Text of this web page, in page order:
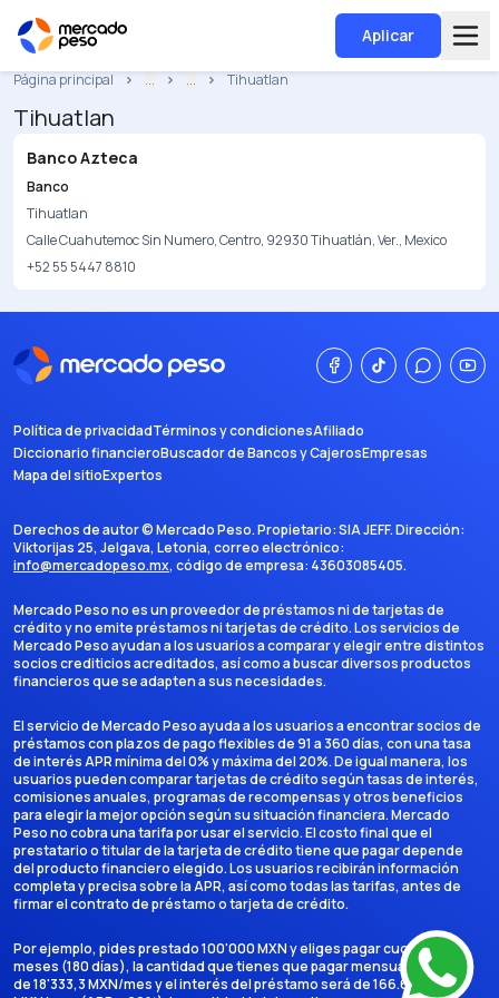
Aplicar
Página principal ... ... Tihuatlan
Tihuatlan
Banco Azteca
Banco
Tihuatlan
Calle Cuahutemoc Sin Numero, Centro, 92930 Tihuatlán, Ver., Mexico
+52 55 5447 8810
Política de privacidadTérminos y condicionesAfiliado
Diccionario financieroBuscador de Bancos y CajerosEmpresas
Mapa del sitioExpertos
Derechos de autor ©Mercado Peso. Propietario:SIA JEFF. Dirección:
Viktorijas 25, Jelgava, Letonia, correo electrónico:
info@mercadopeso.mx, código de empresa: 43603085405.
Mercado Peso no es un proveedor de préstamos ni de tarjetas de
crédito y no emite préstamos ni tarjetas de crédito. Los servicios de
Mercado Peso ayudan a los usuarios a comparar y elegir entre distintos
socios crediticios acreditados, así como a buscar diversos productos
financieros que se adapten a sus necesidades.
El servicio de Mercado Peso ayuda a los usuarios a encontrar socios de
préstamos con plazos de pago flexibles de 91 a 360 días, con una tasa
de interés APR mínima del 0% y máxima del 20%. De igual manera, los
usuarios pueden comparar tarjetas de crédito según tasas de interés,
comisiones anuales, programas de recompensas y otros beneficios
para elegir la mejor opción según su situación financiera. Mercado
Peso no cobra una tarifa por usar el servicio. El costo final que el
prestatario o titular de la tarjeta de crédito tiene que pagar depende
del producto financiero elegido. Los usuarios recibirán información
completa y precisa sobre la APR, así como todas las tarifas, antes de
firmar el contrato de préstamo o tarjeta de crédito.
Por ejemplo, pides prestado 100'000 MXN y eliges pagar cuotas en 6
meses (180 días), la cantidad que tienes que pagar mensualmente es
de 18'333,3 MXN/mes y el interés del préstamo será de 166.666,7